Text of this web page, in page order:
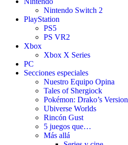
Nintendo Switch 2
PlayStation
PS5
PS VR2
Xbox
Xbox X Series
PC
Secciones especiales
Nuestro Equipo Opina
Tales of Shergiock
Pokémon: Drako’s Version
Ubiverse Worlds
Rincón Gust
5 juegos que…
Más allá